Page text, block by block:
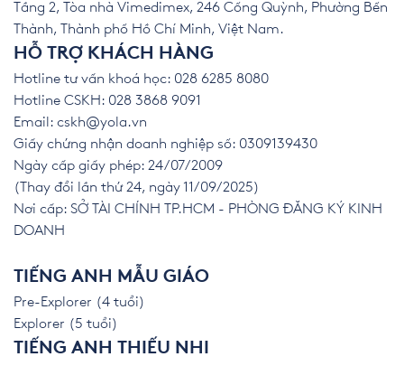
Tầng 2, Tòa nhà Vimedimex, 246 Cống Quỳnh, Phường Bến
Thành, Thành phố Hồ Chí Minh, Việt Nam.
HỖ TRỢ KHÁCH HÀNG
Hotline tư vấn khoá học: 028 6285 8080
Hotline CSKH: 028 3868 9091
Email: cskh@yola.vn
Giấy chứng nhận doanh nghiệp số: 0309139430
Ngày cấp giấy phép: 24/07/2009
(Thay đổi lần thứ 24, ngày 11/09/2025)
Nơi cấp: SỞ TÀI CHÍNH TP.HCM - PHÒNG ĐĂNG KÝ KINH
DOANH
TIẾNG ANH MẪU GIÁO
Pre-Explorer (4 tuổi)
Explorer (5 tuổi)
TIẾNG ANH THIẾU NHI